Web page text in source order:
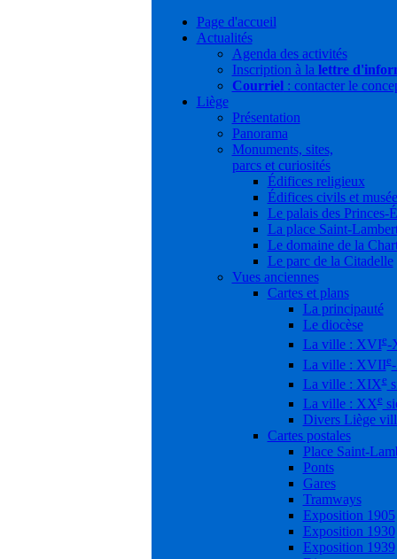
Page d'accueil
Actualités
Agenda des activités
Inscription à la lettre
Courriel: contacter le
Liège
Présentation
Panorama
Monuments, sites,
parcs et curiosités
Édifices religieux
Édifices civils et
Le palais des Princes-
La place Saint-
Le domaine de la
Le parc de la Citadelle
Vues anciennes
Cartes et plans
La principauté
Le diocèse
La ville : XVIe-
La ville : XVIIe
La ville : XIXe
La ville : XXe
Divers Liège
Cartes postales
Place Saint-
Ponts
Gares
Tramways
Exposition 1905
Exposition 1930
Exposition 1939